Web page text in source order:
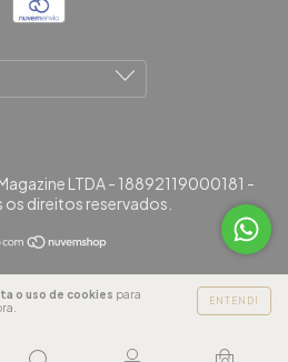
o uso de cookies para
ENTENDI
LTDA - 18892119000181 -
direitos reservados.